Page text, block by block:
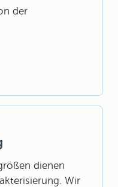
der
dienen
Wir